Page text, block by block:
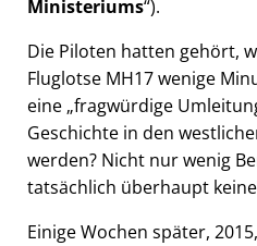
Ministeriums ).
Die Piloten hatten gehört,
Fluglotse MH17 wenige
eine fragwürdige
Geschichte in den
werden? Nicht nur wenig
tatsächlich überhaupt
Einige Wochen später,